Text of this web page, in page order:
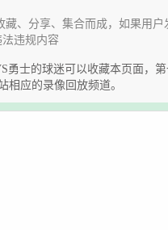
、分享、集合而成，如果用户
违规内容
勇士的球迷可以收藏本页面，
应的录像回放频道。